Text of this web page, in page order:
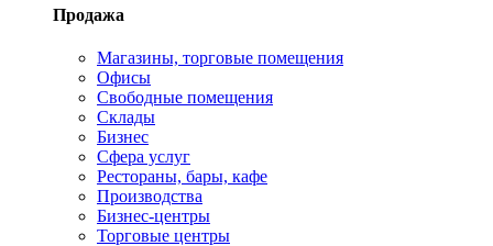
Продажа
Магазины, торговые помещения
Офисы
Свободные помещения
Склады
Бизнес
Сфера услуг
Рестораны, бары, кафе
Производства
Бизнес-центры
Торговые центры